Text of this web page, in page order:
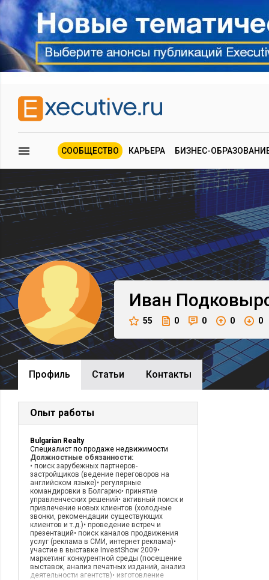
СООБЩЕСТВО КАРЬЕРА БИЗНЕС-
Иван
55 0 0 0 0
Профиль Cтатьи Контакты
Опыт работы
Bulgarian Realty
Специалист по продаже недвижимости
Должностные обязанности:
• поиск зарубежных партнеров-
застройщиков (ведение переговоров на
английском языке)• регулярные
командировки в Болгарию• принятие
управленческих решений• активный поиск и
привлечение новых клиентов (холодные
звонки, рекомендации существующих
клиентов и т.д.)• проведение встреч и
презентаций• поиск каналов продвижения
услуг (реклама в СМИ, интернет реклама)•
участие в выставке InvestShow 2009•
маркетинг конкурентной среды (посещение
выставок, анализ печатных изданий, анализ
деятельности агентств)• изготовление